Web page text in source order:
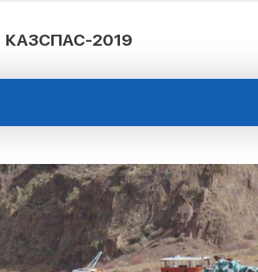
КАЗСПАС-2019